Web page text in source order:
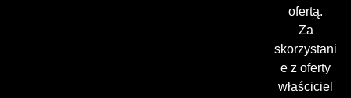
ofertą.
Za
skorzystani
e z oferty
właściciel